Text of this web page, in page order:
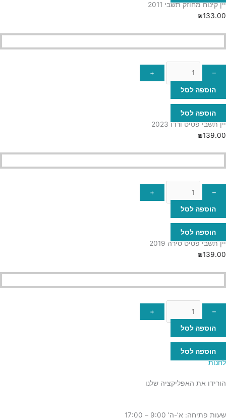
יין קינוח מחוזק תשבי 2011
₪133.00
–
+
הוספה לסל
הוספה לסל
יין תשבי פטיט ורדו 2023
₪139.00
–
+
הוספה לסל
הוספה לסל
יין תשבי פטיט סירה 2019
₪139.00
–
+
הוספה לסל
הוספה לסל
לחנות
הורידו את האפליקציה שלנו
שעות פתיחה: א’-ה’ 9:00 – 17:00